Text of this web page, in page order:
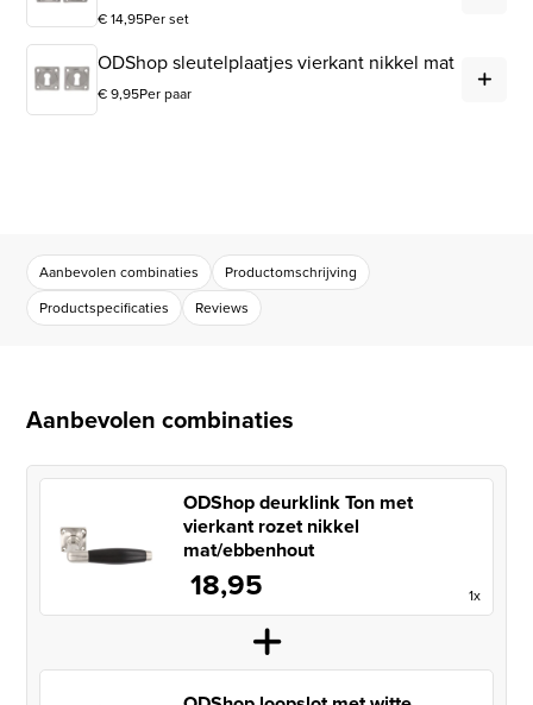
€14,95Per set
ODShop sleutelplaatjes vierkant nikkel mat
€9,95Per paar
Aanbevolen combinaties
Productomschrijving
Productspecificaties
Reviews
Aanbevolen combinaties
ODShop deurklink Ton met
vierkant rozet nikkel
mat/ebbenhout
18,95 1x